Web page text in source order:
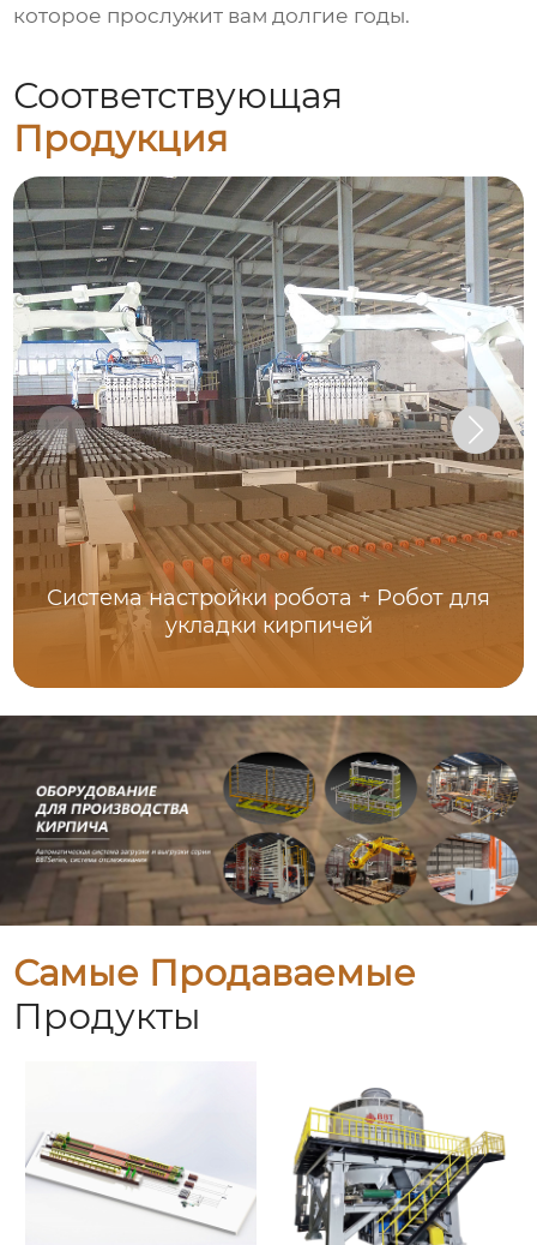
которое прослужит вам долгие годы.
Соответствующая
Продукция
Система настройки робота + Робот для
укладки кирпичей
Самые Продаваемые
Продукты